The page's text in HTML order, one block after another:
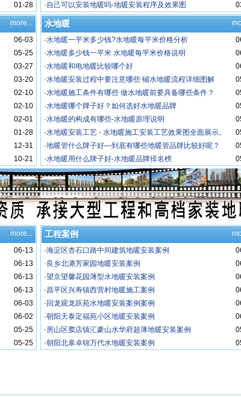
01-28
·自己可以安装地暖吗-地暖安装程序及效果图
more...
06-03
05-25
03-27
03-20
02-10
02-10
02-01
01-28
12-31
10-21
水地暖
·水地暖一平米多少钱?水地暖每平米价格分析
·水地暖多少钱一平米 水地暖每平米价格说明
·水地暖和电地暖比较哪个好
·水地暖安装过程中要注意哪些 铺水地暖流程详细图解
·水地暖施工条件有哪些 做水地暖前要具备哪些条件？
·水地暖哪个牌子好？如何选好水地暖品牌
·水地暖的构成有哪些-水地暖原理说明
·水地暖安装工艺 - 水地暖施工安装工艺效果图全面展示。
·地暖管什么牌子好—到底有哪些地暖管品牌比较好呢？
·水地暖用什么牌子好-水地暖品牌排名榜
more...
06-13
06-13
06-13
06-13
06-03
06-02
05-25
05-25
工程案例
·海淀区杏石口路中间建筑地暖安装案例
· 良乡北潞芳家园地暖安装案例
·望京望馨花园薄型水地暖安装案例
·昌平区兴寿镇西营村地暖施工案例
· 回龙观龙跃苑水地暖安装案例案例
·朝阳天泰定福苑小区地暖安装案例
·房山区窦店镇汇豪山水华府超薄地暖安装案例
·朝阳北皋卓锦万代水地暖安装案例